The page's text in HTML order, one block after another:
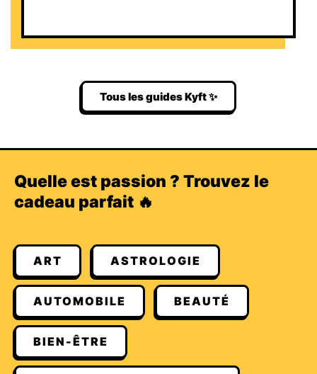
Tous les guides Kyft ✨
Quelle est passion ? Trouvez le
cadeau parfait 🔥
ART ASTROLOGIE
AUTOMOBILE BEAUTÉ
BIEN-ÊTRE